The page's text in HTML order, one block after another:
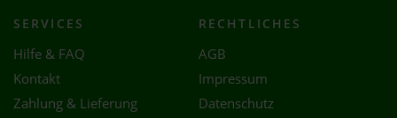
SERVICES
Hilfe & FAQ
Kontakt
Zahlung & Lieferung
RECHTLICHES
AGB
Impressum
Datenschutz